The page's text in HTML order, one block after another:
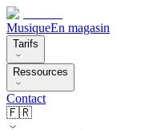
MusiqueEn magasin
Tarifs
Ressources
Contact
🇫🇷